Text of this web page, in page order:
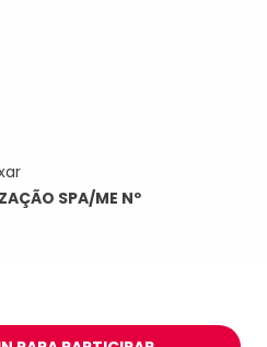
SPA/ME Nº